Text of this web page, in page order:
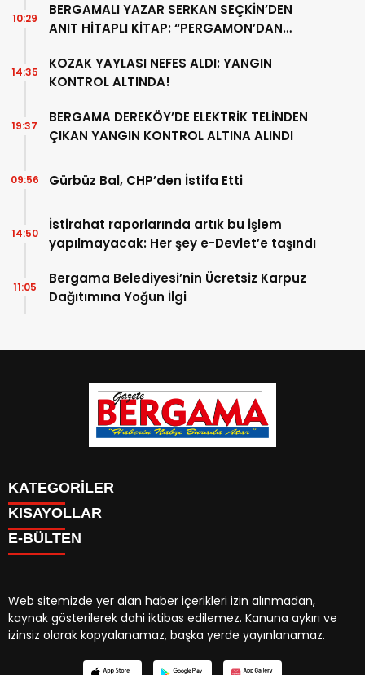
BERGAMALI YAZAR SERKAN SEÇKİN’DEN
ANIT HİTAPLI KİTAP: “PERGAMON’DAN
10:29
KOZAK YAYLASI NEFES ALDI: YANGIN
KONTROL ALTINDA!
14:35
BERGAMA DEREKÖY’DE ELEKTRİK TELİNDEN
ÇIKAN YANGIN KONTROL ALTINA ALINDI
19:37
Gürbüz Bal, CHP’den İstifa Etti
09:56
İstirahat raporlarında artık bu işlem
yapılmayacak: Her şey e-Devlet’e taşındı
14:50
Bergama Belediyesi’nin Ücretsiz Karpuz
Dağıtımına Yoğun İlgi
11:05
KATEGORİLER
CANLI YAYIN
BURÇLAR
CANLI SONUÇLAR
HAVA DURUMU
CANLI TV
KISAYOLLAR
Menü seçimi yapın. WP-ADMIN → Görünüm → Menüler
sayfasından menü eşleştirmesi yapınız.
E-BÜLTEN
gazetebergama.com.tre-bültenine abone olarak,
tarafınıza haber, duyuru ve kampanya içerikli e-postaların
gönderilmesini kabul etmiş olursunuz.
Web sitemizde yer alan haber içerikleri izin alınmadan,
kaynak gösterilerek dahi iktibas edilemez. Kanuna aykırı ve
izinsiz olarak kopyalanamaz, başka yerde yayınlanamaz.